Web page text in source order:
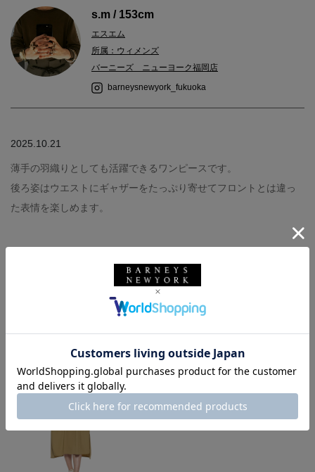
s.m / 153cm
エスエム
所属：ウィメンズ
バーニーズ ニューヨーク福岡店
barneysnewyork_fukuoka
2025.10.21
薄手の羽織りとしても活躍できるワンピースです。
後ろ姿はウエストにギャザーをたっぷり寄せてフロントとは違っ
た表情を楽しめます。
BARNEYS NEW YORK
バーニーズ ニューヨーク福岡店